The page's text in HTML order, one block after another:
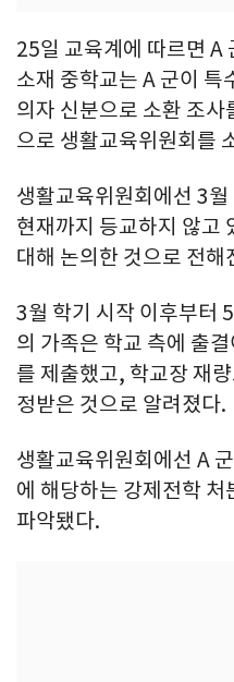
25일 교육계에 따르면 A
소재 중학교는 A 군이 특
의자 신분으로 소환 조
으로 생활교육위원회를
생활교육위원회에선 3
현재까지 등교하지 않고
대해 논의한 것으로 전해
3월 학기 시작 이후부터
의 가족은 학교 측에 출
를 제출했고, 학교장 재
정받은 것으로 알려졌다.
생활교육위원회에선 A
에 해당하는 강제전학
파악됐다.